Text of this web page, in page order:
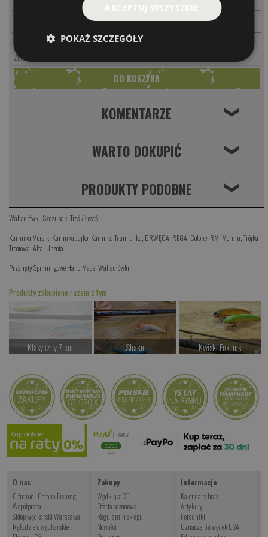
28.00 PLN - + PARAMETRY
28.00 PLN
ZESTAW 3SZT
KOMENTARZE ❮
WARTO DOKUPIĆ ❮
PRODUKTY PODOBNE ❮
Wahadłówki ,Szczupak ,Troć / Łosoś
Karlinka Morsik Karlinka Jajko Karlinka Trumienka DRWĘCA REGA Colonel RM Morum ,Trójka
Trociowa ,Alta Unseta
Przynęty Spinningowe Hand Made ,Wahadłówki
Produkty zakupione razem z tym
Klasyczny 7 cm
Kup teraz >
Shake
Kup teraz >
Kwiski Foxinus
Kup teraz >
Wahadłówki trociowe
od 34.00 PLN
Kup teraz >
O nas
O firmie - Corona Fishing
Współpraca
Sklep wędkarski Warszawa
Rękodzieło wędkarskie
Zakupy
Wędkuj z CF
Oferta sezonowa
Regulamin sklepu
Nowości
Informacje
Kalendarz brań
Artykuły
Poradniki
Oznaczenia wędek USA
AKCEPTUJ WSZYSTKIE
POKAŻ SZCZEGÓŁY